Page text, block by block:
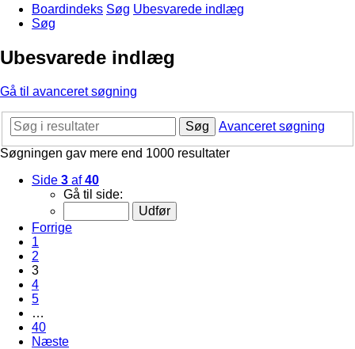
Boardindeks Søg Ubesvarede indlæg
Søg
Ubesvarede indlæg
Gå til avanceret søgning
Søg
Avanceret søgning
Søgningen gav mere end 1000 resultater
Side 3 af40
Gå til side:
Forrige
1
2
3
4
5
…
40
Næste